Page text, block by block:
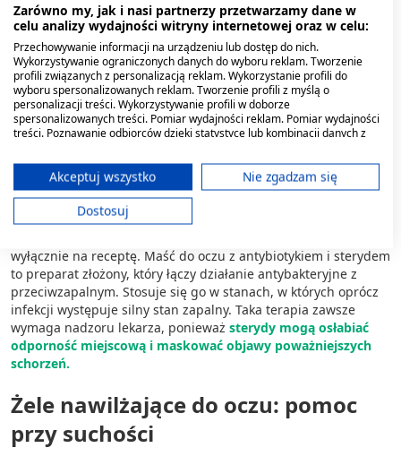
Maści do oczu z antybiotykiem: na
receptę i bez recepty
Maść do oczu z antybiotykiem stosuje się w przypadku
bakteryjnych infekcji oka, takich jak zapalenie spojówek,
zapalenie brzegów powiek czyjęczmień. Antybiotyk działa
Objawy wymagające zastosowania takiego preparatu to często
ropna wydzielina, zaczerwienienie, obrzęk i sklejone powieki
po przebudzeniu.
wyłącznie na receptę. Maść do oczu z antybiotykiem i sterydem
to preparat złożony, który łączy działanie antybakteryjne z
przeciwzapalnym. Stosuje się go w stanach, w których oprócz
infekcji występuje silny stan zapalny. Taka terapia zawsze
wymaga nadzoru lekarza, ponieważ sterydy mogą osłabiać
odporność miejscową i maskować objawy poważniejszych
schorzeń.
Żele nawilżające do oczu: pomoc
przy suchości
Zarówno my, jak i nasi partnerzy przetwarzamy dane w
celu analizy wydajności witryny internetowej oraz w celu:
Przechowywanie informacji na urządzeniu lub dostęp do nich.
Wykorzystywanie ograniczonych danych do wyboru reklam. Tworzenie
profili związanych z personalizacją reklam. Wykorzystanie profili do
wyboru spersonalizowanych reklam. Tworzenie profili z myślą o
personalizacji treści. Wykorzystywanie profili w doborze
spersonalizowanych treści. Pomiar wydajności reklam. Pomiar wydajności
treści. Poznawanie odbiorców dzięki statystyce lub kombinacji danych z
ograniczonych danych do wyboru treści.
Dane mogą być udostępniane poza Unię Europejską i wysyłane do USA.
Twoja zgoda i polityka cookie dotyczą wyłącznie tej witryny/aplikacji.
Wyświetl listę partnerów (11 dostawców IAB)
Cele przetwarzania IAB:
Przechowywanie informacji na urządzeniu
lub dostęp do nich
Wykorzystywanie ograniczonych danych do
wyboru reklam
Tworzenie profili w celu
spersonalizowanych reklam
Wykorzystanie profili do wyboru
Akceptuj wszystko
Nie zgadzam się
Dostosuj